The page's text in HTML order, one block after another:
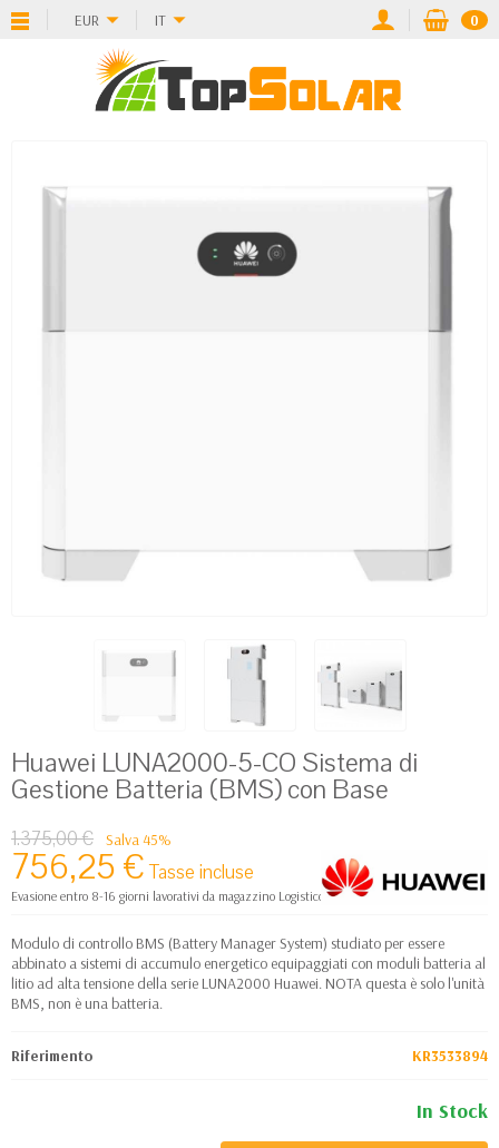
EUR IT 0
Huawei LUNA2000-5-CO Sistema di
Gestione Batteria (BMS) con Base
1.375,00 € Salva 45%
756,25 € Tasse incluse
Evasione entro 8-16 giorni lavorativi da magazzino Logistico Europa
Modulo di controllo BMS (Battery Manager System) studiato per essere
abbinato a sistemi di accumulo energetico equipaggiati con moduli batteria al
litio ad alta tensione della serie LUNA2000 Huawei. NOTA questa è solo l'unità
BMS, non è una batteria.
Riferimento KR3533894
In Stock